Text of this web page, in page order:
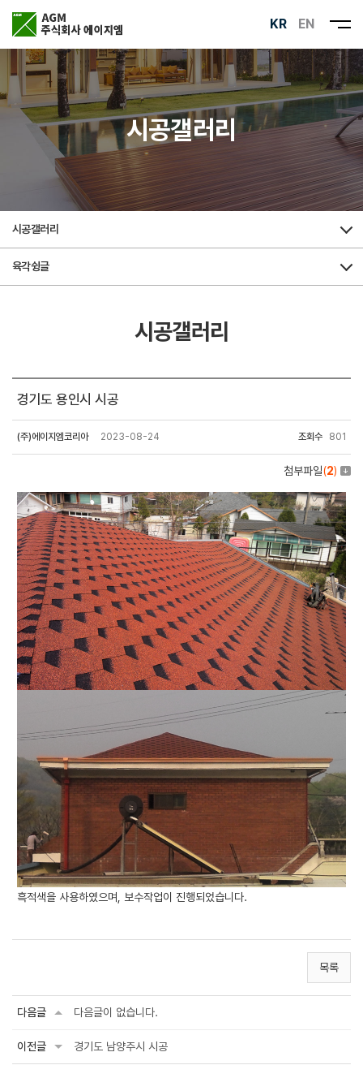
KR EN
시공갤러리
시공갤러리
육각슁글
시공갤러리
경기도 용인시 시공
(주)에이지엠코리아 2023-08-24 조회수 801
첨부파일(2)
흑적색을 사용하였으며, 보수작업이 진행되었습니다.
목록
다음글 다음글이 없습니다.
이전글 경기도 남양주시 시공